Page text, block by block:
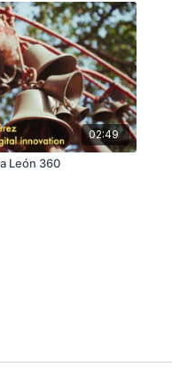
02:49
León 360